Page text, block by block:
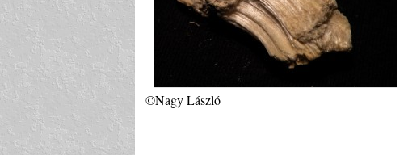
©Nagy László